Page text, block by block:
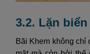
3.2. Lặn
Bãi Khem không chỉ